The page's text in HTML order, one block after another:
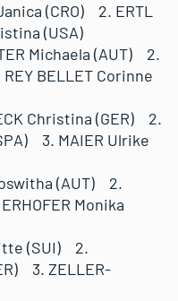
(CRO) 2. ERTL
(USA)
Michaela (AUT) 2.
BELLET Corinne
Christina (GER) 2.
3. MAIER Ulrike
(AUT) 2.
Monika
(SUI) 2.
3. ZELLER-